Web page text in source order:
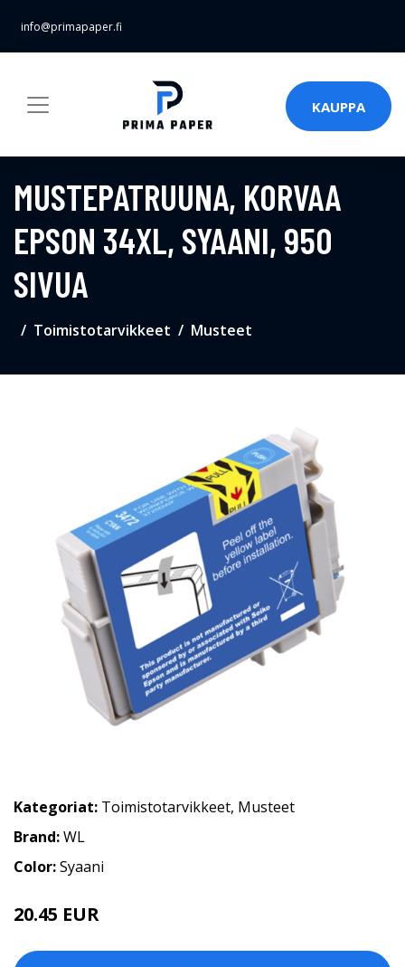
info@primapaper.fi
KAUPPA
MUSTEPATRUUNA, KORVAA
EPSON 34XL, SYAANI, 950
SIVUA
Toimistotarvikkeet Musteet
Kategoriat: Toimistotarvikkeet, Musteet
Brand:WL
Color:Syaani
20.45 EUR